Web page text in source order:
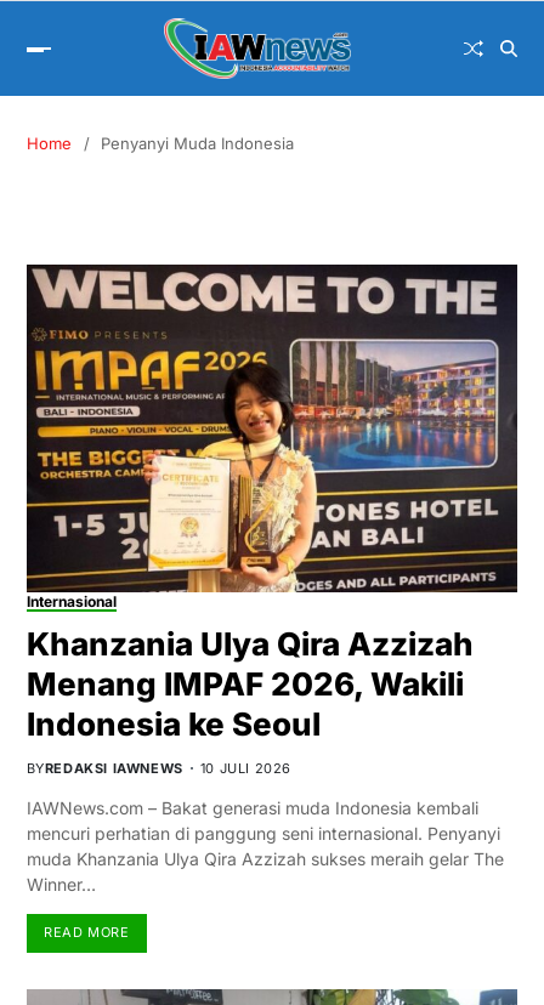
Home Penyanyi Muda Indonesia
Internasional
Khanzania Ulya Qira Azzizah
Menang IMPAF 2026, Wakili
Indonesia ke Seoul
BYREDAKSI IAWNEWS 10 JULI 2026
IAWNews.com – Bakat generasi muda Indonesia kembali
mencuri perhatian di panggung seni internasional. Penyanyi
muda Khanzania Ulya Qira Azzizah sukses meraih gelar The
Winner…
READ MORE